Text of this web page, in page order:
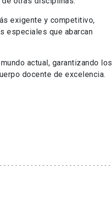
exigente y competitivo,
especiales que abarcan
actual, garantizando los
docente de excelencia.